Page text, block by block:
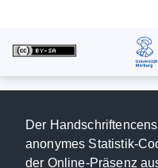
Der
anonymes Statistik-
der Online-Präsenz